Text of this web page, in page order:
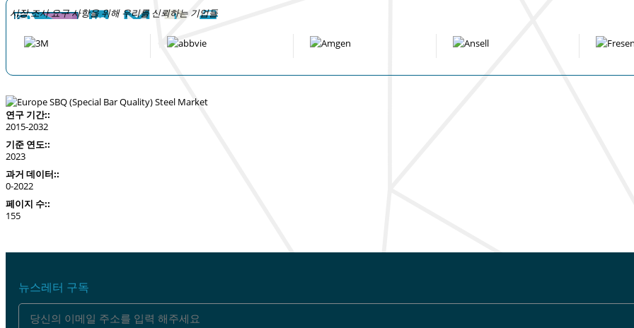
시장 조사 요구 사항을 위해 우리를 신뢰하는 기업들
연구 기간::
2015-2032
기준 연도::
2023
과거 데이터::
0-2022
페이지 수::
155
뉴스레터 구독